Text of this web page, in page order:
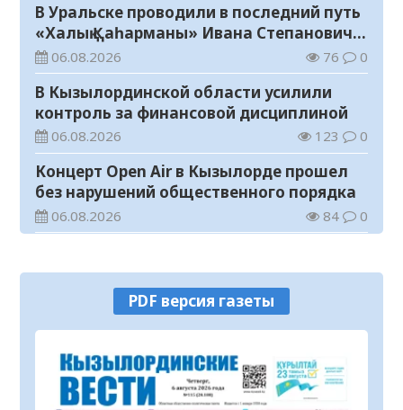
В Уральске проводили в последний путь
«Халық Қаһарманы» Ивана Степановича
Гапича
06.08.2026 76 0
В Кызылординской области усилили
контроль за финансовой дисциплиной
06.08.2026 123 0
Концерт Open Air в Кызылорде прошел
без нарушений общественного порядка
06.08.2026 84 0
конкурс видеороликов о семейных
ценностях и Конституции
06.08.2026
Соблюдение правил пожарной
безопасности – обязанность каждого
гражданина
06.08.2026 44
PDF версия газеты